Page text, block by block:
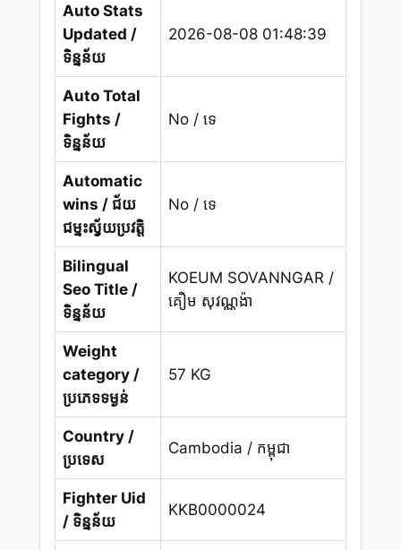
Auto Stats
Updated /
ទិន្នន័យ
2026-08-08 01:48:39
Auto Total
Fights /
ទិន្នន័យ
No / ទេ
Automatic
wins / ជ័យ
ជម្នះស្វ័យប្រវត្តិ
No / ទេ
Bilingual
Seo Title /
ទិន្នន័យ
KOEUM SOVANNGAR /
គឿម សុវណ្ណង៉ា
Weight
category /
ប្រភេទទម្ងន់
57 KG
Country /
ប្រទេស
Cambodia / កម្ពុជា
Fighter Uid
/ ទិន្នន័យ
KKB0000024